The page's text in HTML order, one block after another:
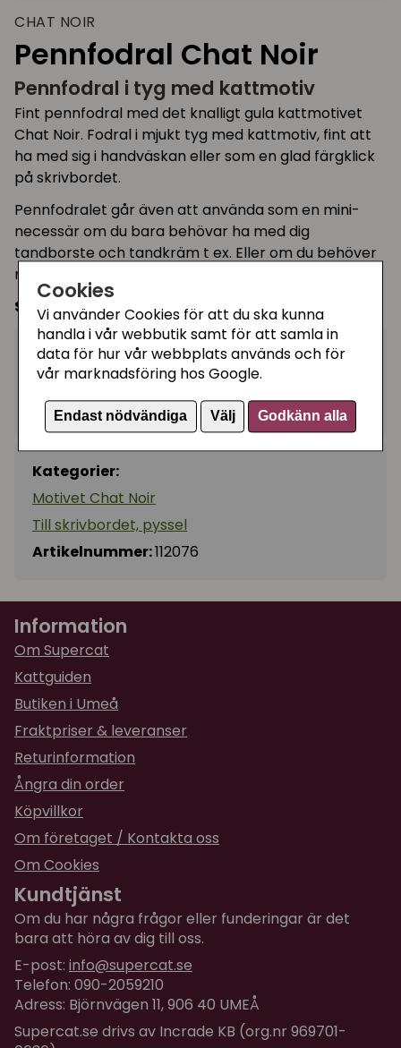
Cookies
Vi använder Cookies för att du ska kunna
handla i vår webbutik samt för att samla in
data för hur vår webbplats används och för
vår marknadsföring hos Google.
Endast nödvändiga Välj Godkänn alla
CHAT NOIR
Pennfodral Chat Noir
Pennfodral i tyg med kattmotiv
Fint pennfodral med det knalligt gula kattmotivet
Chat Noir. Fodral i mjukt tyg med kattmotiv, fint att
ha med sig i handväskan eller som en glad färgklick
på skrivbordet.
Pennfodralet går även att använda som en mini-
necessär om du bara behövar ha med dig
tandborste och tandkräm t ex. Eller om du behöver
något att förvara ditt headset i.
Storlek: 19 x 1,5 x 9 cm
129 kr − + Köp
I lager, leveranstid 1-3 vardagar
Kategorier:
Motivet Chat Noir
Till skrivbordet, pyssel
Artikelnummer:112076
Information
Om Supercat
Kattguiden
Butiken i Umeå
Fraktpriser & leveranser
Returinformation
Ångra din order
Köpvillkor
Om företaget / Kontakta oss
Om Cookies
Kundtjänst
Om du har några frågor eller funderingar är det
bara att höra av dig till oss.
E-post: info@supercat.se
Telefon: 090-2059210
Adress: Björnvägen 11, 906 40 UMEÅ
Supercat.se drivs av Incrade KB (org.nr 969701-